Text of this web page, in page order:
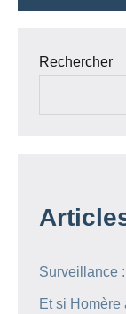
Rechercher
Surveillance
Et si